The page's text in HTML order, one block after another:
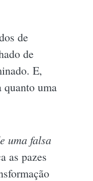
de
de
E,
quanto uma
uma falsa
as pazes